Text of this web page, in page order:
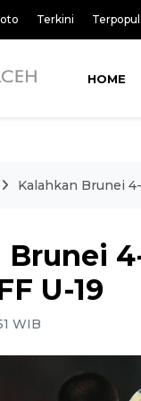
Terkini
HOME
Kalahkan Brunei
Brunei
U-19
WIB